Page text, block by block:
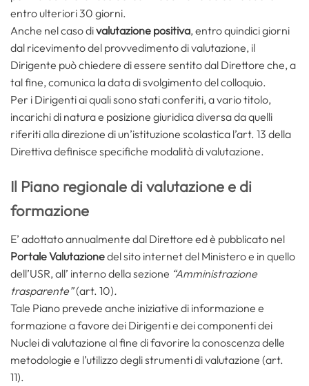
entro ulteriori 30 giorni.
Anche nel caso divalutazione positiva, entro quindici giorni
dal ricevimento del provvedimento di valutazione, il
Dirigente può chiedere di essere sentito dal Direttore che, a
tal fine, comunica la data di svolgimento del colloquio.
Per i Dirigenti ai quali sono stati conferiti, a vario titolo,
incarichi di natura e posizione giuridica diversa da quelli
riferiti alla direzione di un’istituzione scolastica l’art. 13 della
Direttiva definisce specifiche modalità di valutazione.
Il Piano regionale di valutazione e di
formazione
E’ adottato annualmente dal Direttore ed è pubblicato nel
Portale Valutazionedel sito internet del Ministero e in quello
dell’USR, all’ interno della sezione “Amministrazione
trasparente”(art. 10).
Tale Piano prevede anche iniziative di informazione e
formazione a favore dei Dirigenti e dei componenti dei
Nuclei di valutazione al fine di favorire la conoscenza delle
metodologie e l’utilizzo degli strumenti di valutazione (art.
11).